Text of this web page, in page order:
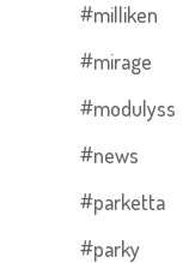
#milliken
#mirage
#modulyss
#news
#parketta
#parky